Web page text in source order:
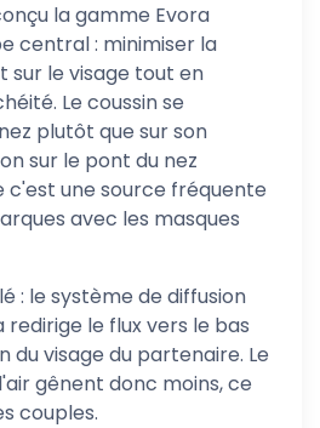
la gamme Evora
central : minimiser la
le visage tout en
Le coussin se
plutôt que sur son
sur le pont du nez
c'est une source fréquente
avec les masques
: le système de diffusion
redirige le flux vers le bas
du visage du partenaire. Le
gênent donc moins, ce
couples.